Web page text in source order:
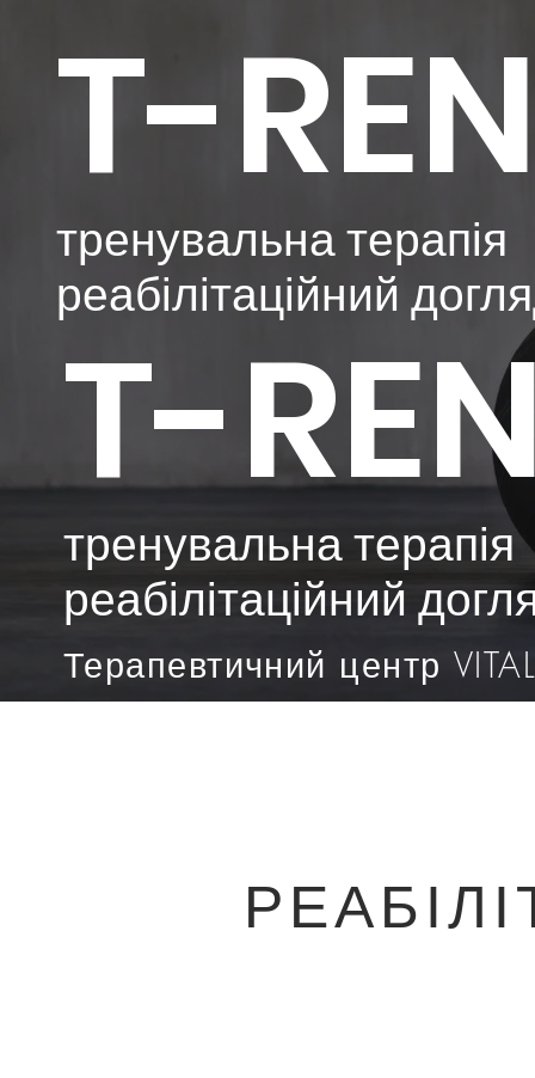
T-
тренувальна терапія
реабілітаційний
T-
тренувальна терапія
реабілітаційний
Терапевтичний центр